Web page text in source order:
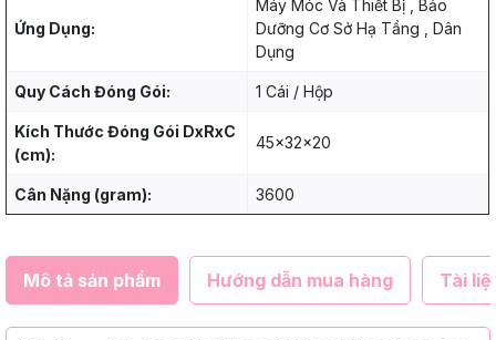
Ứng Dụng:
Máy Móc Và Thiết Bị , Bảo
Dưỡng Cơ Sở Hạ Tầng , Dân
Dụng
Quy Cách Đóng Gói: 1 Cái / Hộp
Kích Thước Đóng Gói DxRxC
(cm):
45x32x20
Cân Nặng (gram): 3600
Mô tả sản phẩm Hướng dẫn mua hàng Tài